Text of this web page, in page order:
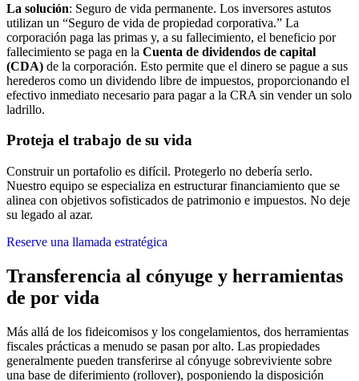
La solución: Seguro de vida permanente. Los inversores astutos
utilizan un “Seguro de vida de propiedad corporativa.” La
corporación paga las primas y, a su fallecimiento, el beneficio por
fallecimiento se paga en la Cuenta de dividendos de capital
(CDA) de la corporación. Esto permite que el dinero se pague a sus
herederos como un dividendo libre de impuestos, proporcionando el
efectivo inmediato necesario para pagar a la CRA sin vender un solo
ladrillo.
Proteja el trabajo de su vida
Construir un portafolio es difícil. Protegerlo no debería serlo.
Nuestro equipo se especializa en estructurar financiamiento que se
alinea con objetivos sofisticados de patrimonio e impuestos. No deje
su legado al azar.
Reserve una llamada estratégica
Transferencia al cónyuge y herramientas
de por vida
Más allá de los fideicomisos y los congelamientos, dos herramientas
fiscales prácticas a menudo se pasan por alto. Las propiedades
generalmente pueden transferirse al cónyuge sobreviviente sobre
una base de diferimiento (rollover), posponiendo la disposición